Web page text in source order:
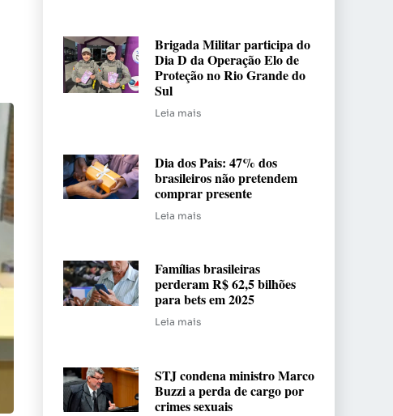
Brigada Militar participa do
Dia D da Operação Elo de
Proteção no Rio Grande do
Sul
Leia mais
Dia dos Pais: 47% dos
brasileiros não pretendem
comprar presente
Leia mais
Famílias brasileiras
perderam R$ 62,5 bilhões
para bets em 2025
Leia mais
STJ condena ministro Marco
Buzzi a perda de cargo por
crimes sexuais